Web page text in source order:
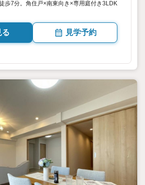
徒歩7分。角住戸×南東向き×専用庭付き3LDK
る 見学予約